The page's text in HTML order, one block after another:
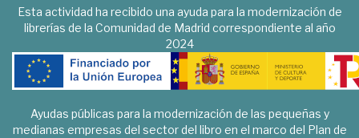
Esta actividad ha recibido una ayuda para la modernización de
librerías de la Comunidad de Madrid correspondiente al año
2024
Ayudas públicas para la modernización de las pequeñas y
medianas empresas del sector del libro en el marco del Plan de